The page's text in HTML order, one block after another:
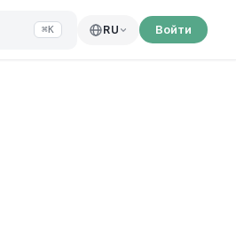
⌘K RU Войти